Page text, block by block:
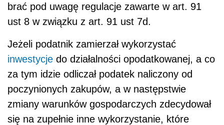
brać pod uwagę regulacje zawarte w art. 91
ust 8 w związku z art. 91 ust 7d.
Jeżeli podatnik zamierzał wykorzystać
inwestycje do działalności opodatkowanej, a co
za tym idzie odliczał podatek naliczony od
poczynionych zakupów, a w następstwie
zmiany warunków gospodarczych zdecydował
się na zupełnie inne wykorzystanie, które